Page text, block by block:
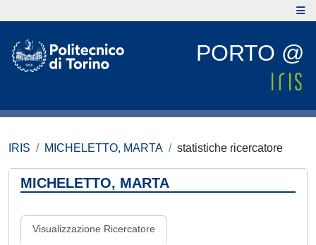
PORTO @
IRIS MICHELETTO, MARTA statistiche ricercatore
MICHELETTO, MARTA
Visualizzazione Ricercatore